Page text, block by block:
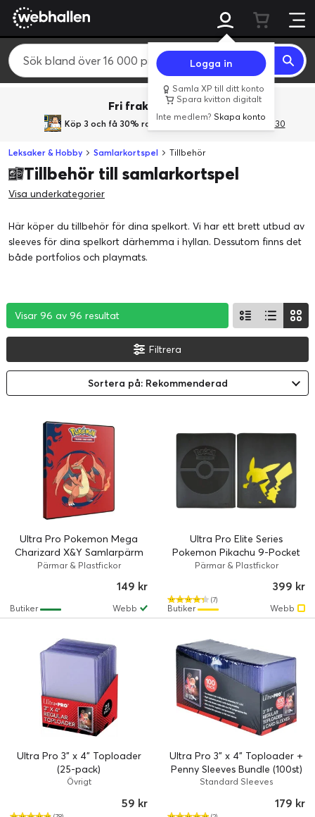
Logga in
Samla XP till ditt konto
Spara kvitton digitalt
Inte medlem?Skapa konto
Fri frakt över 800 kr.
Köp 3 och få 30% rabatt med rabattkoden 3Gives30
Leksaker & Hobby Samlarkortspel Tillbehör
Tillbehör till samlarkortspel
Visa underkategorier
Här köper du tillbehör för dina spelkort. Vi har ett brett utbud av
sleeves för dina spelkort därhemma i hyllan. Dessutom finns det
både portfolios och playmats.
Visar 96 av 96 resultat
Visar 96 av 96 resultat
Visar 96 av 96 resultat
Filtrera
Sortera på: Rekommenderad
Ultra Pro Pokemon Mega
Charizard X&Y Samlarpärm
4-pocket
Pärmar & Plastfickor
149 kr
Webb
Butiker
Ultra Pro Elite Series
Pokemon Pikachu 9-Pocket
Zip PRO-Binder
Pärmar & Plastfickor
(7)
399 kr
Webb
Butiker
Ultra Pro 3" x 4" Toploader
(25-pack)
Övrigt
59 kr
Ultra Pro 3" x 4" Toploader +
Penny Sleeves Bundle (100st)
Standard Sleeves
179 kr